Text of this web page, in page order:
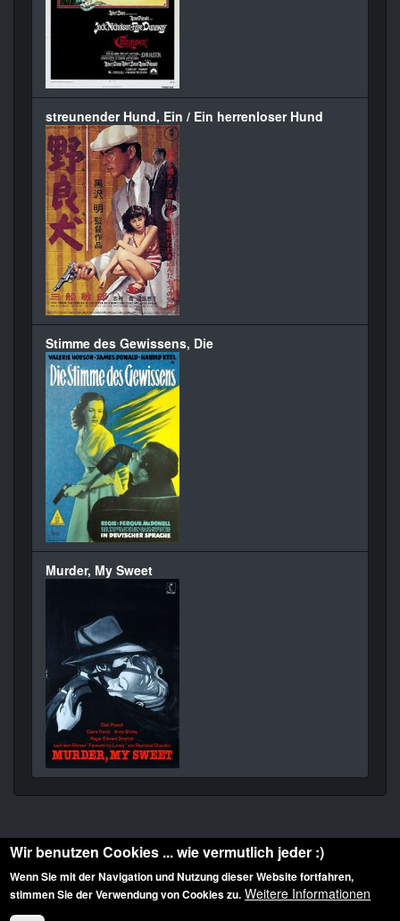
streunender Hund, Ein / Ein herrenloser Hund
Stimme des Gewissens, Die
Murder, My Sweet
Diese Website ist urheberrechtlich geschützt: © 2010-2026 der Film Noir de. Alle
Rechte vorbehalten.
Wir benutzen Cookies ... wie vermutlich jeder :)
Wenn Sie mit der Navigation und Nutzung dieser Website fortfahren,
stimmen Sie der Verwendung von Cookies zu. Weitere Informationen